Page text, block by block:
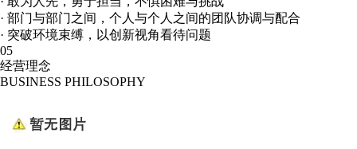
· 部门与部门之间，个人与个人之间的团队协调与配合
· 突破环境束缚，以创新视角看待问题
05
经营理念
BUSINESS PHILOSOPHY